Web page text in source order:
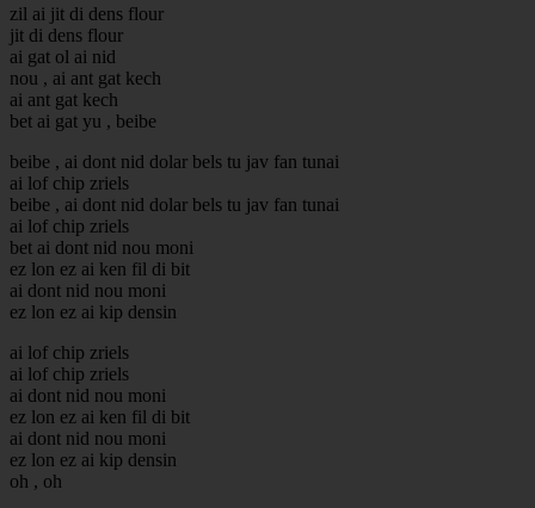
zil ai jit di dens flour
jit di dens flour
ai gat ol ai nid
nou , ai ant gat kech
ai ant gat kech
bet ai gat yu , beibe
beibe , ai dont nid dolar bels tu jav fan tunai
ai lof chip zriels
beibe , ai dont nid dolar bels tu jav fan tunai
ai lof chip zriels
bet ai dont nid nou moni
ez lon ez ai ken fil di bit
ai dont nid nou moni
ez lon ez ai kip densin
ai lof chip zriels
ai lof chip zriels
ai dont nid nou moni
ez lon ez ai ken fil di bit
ai dont nid nou moni
ez lon ez ai kip densin
oh , oh